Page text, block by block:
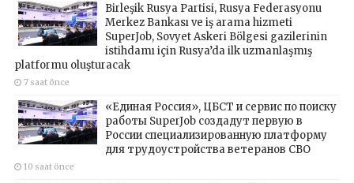
Birleşik Rusya Partisi, Rusya Federasyonu
Merkez Bankası ve iş arama hizmeti
SuperJob, Sovyet Askeri Bölgesi gazilerinin
istihdamı için Rusya’da ilk uzmanlaşmış
platformu oluşturacak
7 saat önce
«Единая Россия», ЦБСТ и сервис по поиску
работы SuperJob создадут первую в
России специализированную платформу
для трудоустройства ветеранов СВО
10 saat önce